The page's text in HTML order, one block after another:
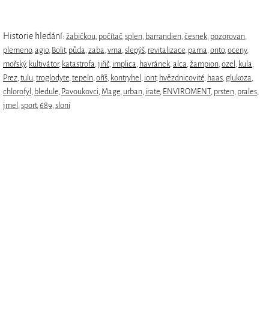
Historie hledání: žabičkou, počítač,splen, barrandien,česnek, pozorovan,
plemeno,agio, Bolit, půda,zaba,vrna,slepýš, revitalizace, pama,onto,oceny,
mořský, kultivátor, katastrofa,jiřič, implica, havránek,alca,žampion,özel , kula,
Prez,tulu,troglodyte,tepeln,oříš, kontryhel , iont, hvězdnicovité, haas, glukoza,
chlorofyl , bledule, Pavoukovci, Mage, urban, irate, ENVIROMENT, prsten, prales,
jmel ,sport,689,sloni